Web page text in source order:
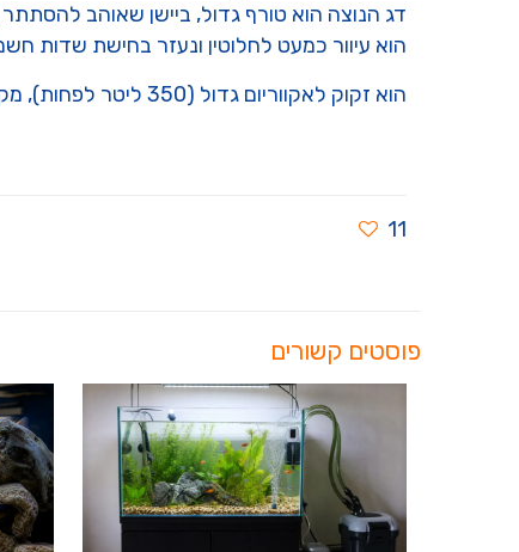
דג הנוצה הוא טורף גדול, ביישן שאוהב
הוא עיוור כמעט לחלוטין ונעזר בחישת שדות
הוא זקוק לאקווריום גדול (350 ליטר לפחות), מקומות מסתור רבים, תאורה עמומה ושותפים גדולים, אך לא אגרסיביים.
11
פוסטים קשורים